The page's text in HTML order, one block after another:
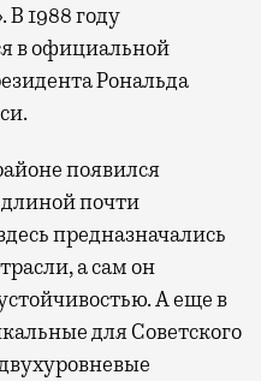
1988 году
в официальной
Рональда
появился
почти
предназначались
а сам он
А еще в
для Советского